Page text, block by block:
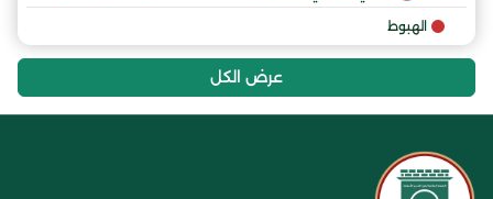
الهبوط
عرض الكل